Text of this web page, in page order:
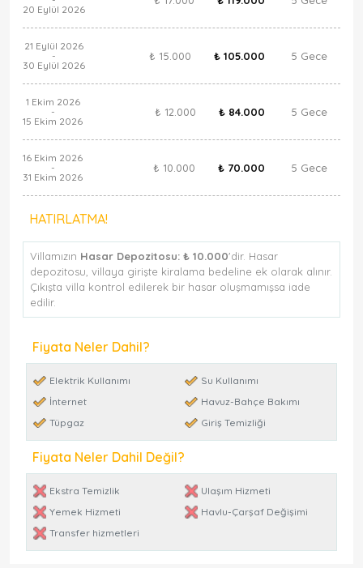
20 Eylül 2026
21 Eylül 2026
-
30 Eylül 2026
₺ 15.000 ₺ 105.000 5 Gece
1 Ekim 2026
-
15 Ekim 2026
₺ 12.000 ₺ 84.000 5 Gece
16 Ekim 2026
-
31 Ekim 2026
₺ 10.000 ₺ 70.000 5 Gece
HATIRLATMA!
Villamızın Hasar Depozitosu: ₺ 10.000'dir. Hasar
depozitosu, villaya girişte kiralama bedeline ek olarak alınır.
Çıkışta villa kontrol edilerek bir hasar oluşmamışsa iade
edilir.
Fiyata Neler Dahil?
Elektrik Kullanımı
Su Kullanımı
İnternet
Havuz-Bahçe Bakımı
Tüpgaz
Giriş Temizliği
Fiyata Neler Dahil Değil?
Ekstra Temizlik
Ulaşım Hizmeti
Yemek Hizmeti
Havlu-Çarşaf Değişimi
Transfer hizmetleri